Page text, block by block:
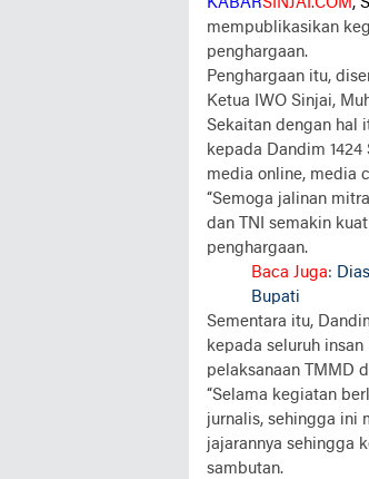
mempublikasikan
penghargaan.
Penghargaan itu,
Ketua IWO Sinjai,
Sekaitan dengan hal
kepada Dandim
media online, media
“Semoga jalinan
dan TNI semakin
penghargaan.
Baca Juga:
Bupati
Sementara itu,
kepada seluruh
pelaksanaan TMMD
“Selama kegiatan
jurnalis, sehingga ini
jajarannya sehingga
sambutan.